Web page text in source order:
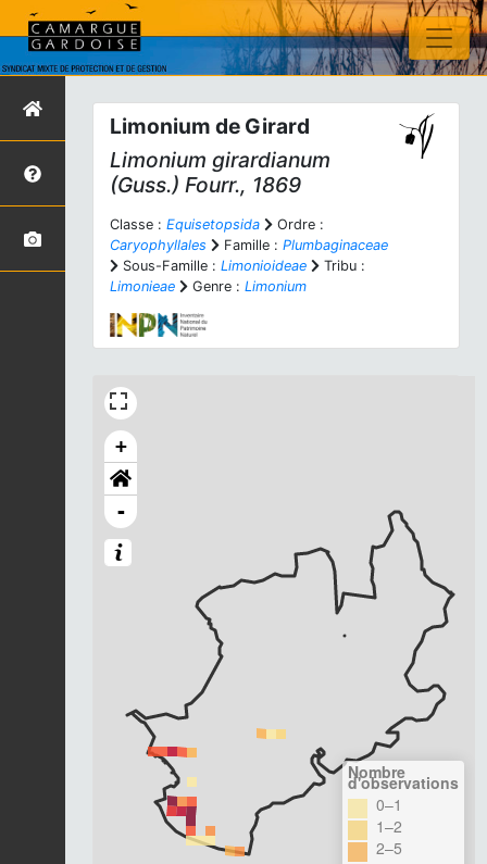
Limonium de Girard
Limonium girardianum
(Guss.) Fourr., 1869
Classe : Equisetopsida
Ordre :
Caryophyllales
Famille : Plumbaginaceae
Sous-Famille : Limonioideae
Tribu :
Limonieae
Genre : Limonium
+
-
Nombre
d'observations
0–1
1–2
2–5